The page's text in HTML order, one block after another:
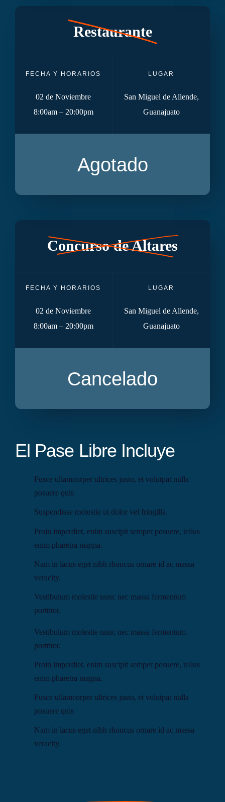
Restaurante
FECHA Y HORARIOS
02 de Noviembre
8:00am – 20:00pm
LUGAR
San Miguel de Allende,
Guanajuato
Agotado
Concurso de Altares
FECHA Y HORARIOS
02 de Noviembre
8:00am – 20:00pm
LUGAR
San Miguel de Allende,
Guanajuato
Cancelado
El Pase Libre Incluye
Fusce ullamcorper ultrices justo, et volutpat nulla
posuere quis
Suspendisse molestie ut dolor vel fringilla.
Proin imperdiet, enim suscipit semper posuere, tellus
enim pharetra magna.
Nam in lacus eget nibh rhoncus ornare id ac massa
veracity.
Vestibulum molestie nunc nec massa fermentum
porttitor.
Vestibulum molestie nunc nec massa fermentum
porttitor.
Proin imperdiet, enim suscipit semper posuere, tellus
enim pharetra magna.
Fusce ullamcorper ultrices justo, et volutpat nulla
posuere quis
Nam in lacus eget nibh rhoncus ornare id ac massa
veracity.